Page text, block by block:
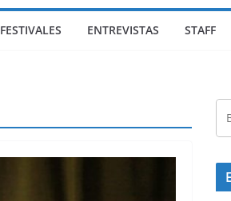
FESTIVALES ENTREVISTAS STAFF